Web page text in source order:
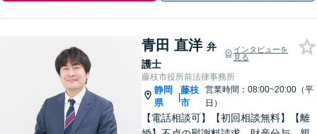
青田 直洋 弁
護士
インタビューを
見る
藤枝市役所前法律事務所
静岡
県
|
藤枝
市
営業時間：08:00~20:00（平
日）
【電話相談可】【初回相談無料】【離